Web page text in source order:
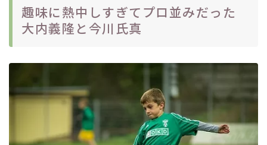
趣味に熱中しすぎてプロ並みだった
大内義隆と今川氏真